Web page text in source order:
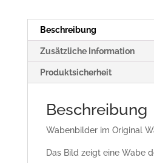
Beschreibung
Zusätzliche Information
Produktsicherheit
Beschreibung
Wabenbilder im Original
Das Bild zeigt eine Wabe